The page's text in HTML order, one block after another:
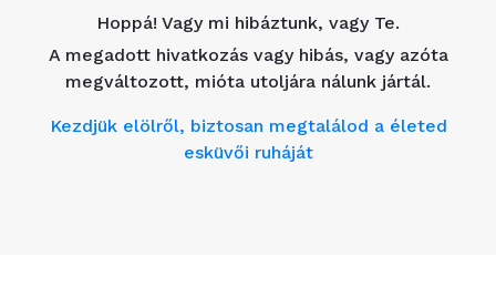
Hoppá! Vagy mi hibáztunk, vagy Te.
A megadott hivatkozás vagy hibás, vagy azóta
megváltozott, mióta utoljára nálunk jártál.
Kezdjük elölről, biztosan megtalálod a életed
esküvői ruháját